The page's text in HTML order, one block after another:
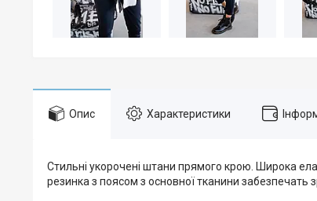
Опис Характеристики
Стильні укорочені штани прямого крою. Широка
резинка з поясом з основної тканини забезпечать